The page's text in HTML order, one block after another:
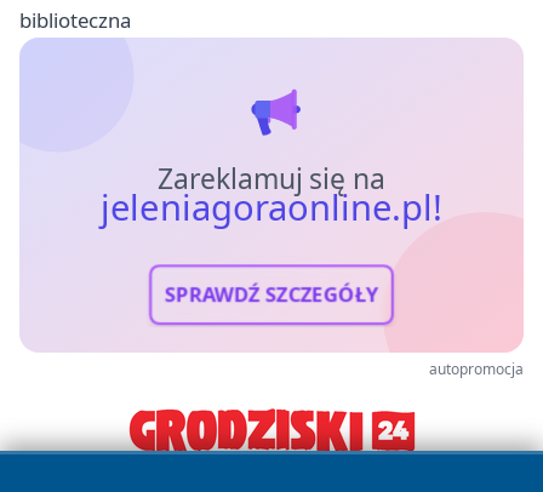
biblioteczna
Zareklamuj się na
jeleniagoraonline.pl!
SPRAWDŹ SZCZEGÓŁY
autopromocja